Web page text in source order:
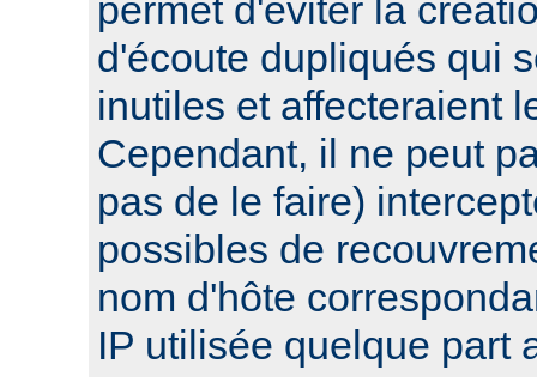
permet d'éviter la
d'écoute dupliqués qui
inutiles et affecteraient
Cependant, il ne peut
pas de le faire)
possibles de
nom d'hôte
IP utilisée quelque part